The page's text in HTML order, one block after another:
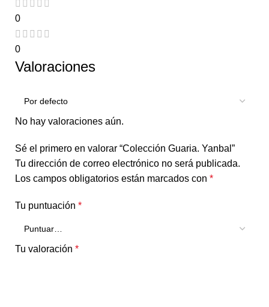
0
0
Valoraciones
No hay valoraciones aún.
Sé el primero en valorar “Colección Guaria. Yanbal”
Tu dirección de correo electrónico no será publicada.
Los campos obligatorios están marcados con *
Tu puntuación *
Tu valoración *